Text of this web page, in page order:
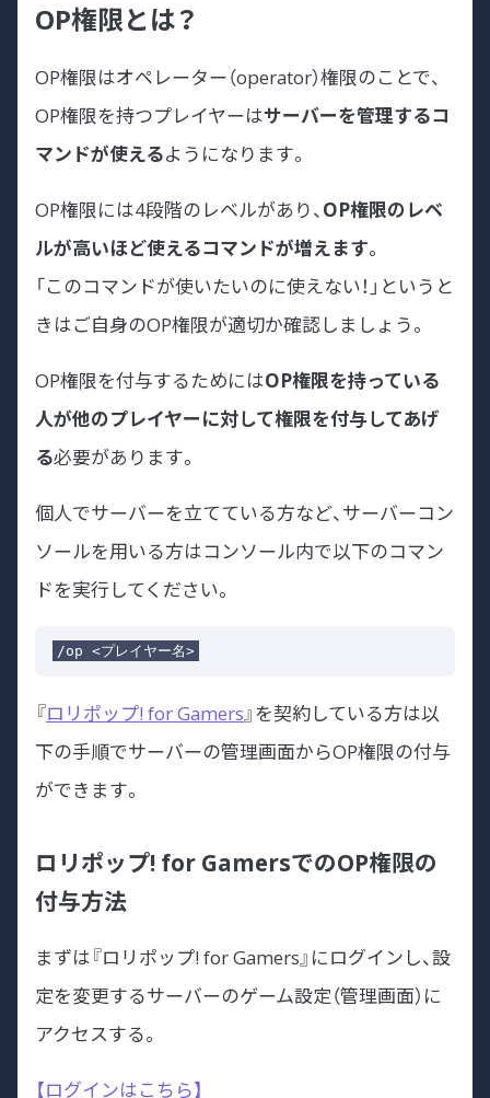
OP権限とは？
OP権限はオペレーター（operator）権限のことで、
OP権限を持つプレイヤーはサーバーを管理するコ
マンドが使えるようになります。
OP権限には4段階のレベルがあり、OP権限のレベ
ルが高いほど使えるコマンドが増えます。
「このコマンドが使いたいのに使えない！」というと
きはご自身のOP権限が適切か確認しましょう。
OP権限を付与するためにはOP権限を持っている
人が他のプレイヤーに対して権限を付与してあげ
る必要があります。
個人でサーバーを立てている方など、サーバーコン
ソールを用いる方はコンソール内で以下のコマン
ドを実行してください。
『ロリポップ! for Gamers』を契約している方は以
下の手順でサーバーの管理画面からOP権限の付与
ができます。
ロリポップ! for GamersでのOP権限の
付与方法
まずは『ロリポップ! for Gamers』にログインし、設
定を変更するサーバーのゲーム設定（管理画面）に
アクセスする。
【ログインはこちら】